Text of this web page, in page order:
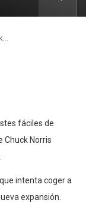
fáciles de
Chuck Norris
intenta coger a
expansión.